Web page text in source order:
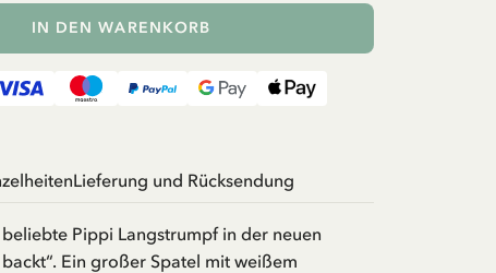
IN DEN WARENKORB
Lieferung und Rücksendung
Pippi Langstrumpf in der neuen
Ein großer Spatel mit weißem